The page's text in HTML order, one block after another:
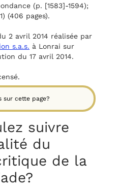
(p. [1583]-1594);
(406 pages).
2 avril 2014 réalisée par
s.a.s. à Lonrai sur
du 17 avril 2014.
sur cette page?
suivre
du
de la